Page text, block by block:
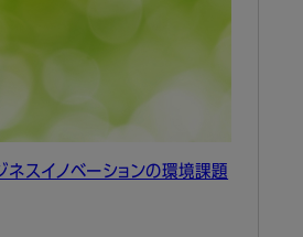
ネスイノベーションの環境課題